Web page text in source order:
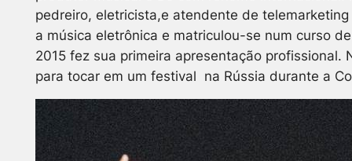
pedreiro, eletricista,e atendente de
a música eletrônica e matriculou-se num curso
2015 fez sua primeira apresentação profissional.
para tocar em um festival na Rússia durante a